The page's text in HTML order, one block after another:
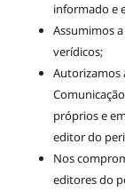
informado e
Assumimos
verídicos;
Autorizamos
próprios e
editor do
Nos
editores do